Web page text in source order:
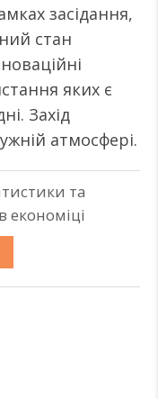
засідання,
стан
яких є
Захід
атмосфері.
та